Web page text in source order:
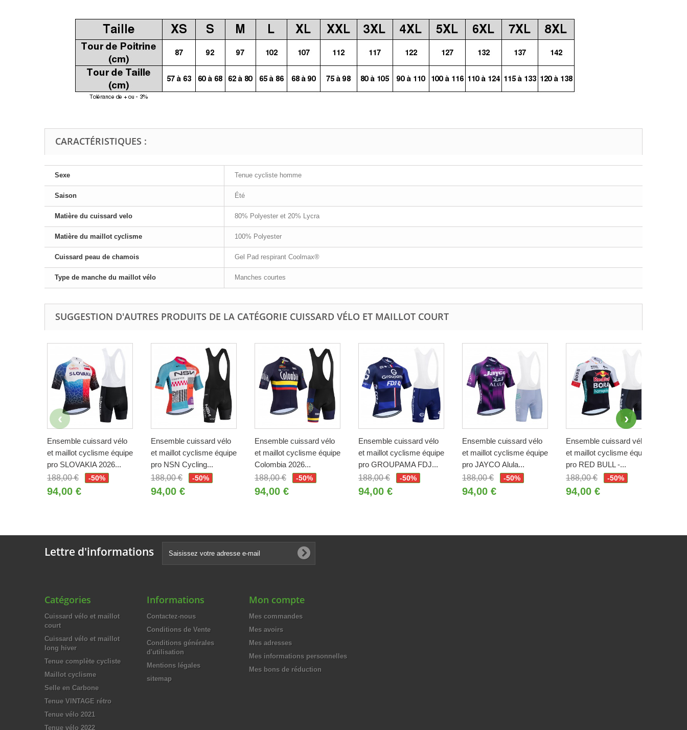
CARACTÉRISTIQUES :
Sexe Tenue cycliste homme
Saison Été
Matière du cuissard velo 80% Polyester et 20% Lycra
Matière du maillot cyclisme 100% Polyester
Cuissard peau de chamois Gel Pad respirant Coolmax®
Type de manche du maillot vélo Manches courtes
SUGGESTION D'AUTRES PRODUITS DE LA CATÉGORIE CUISSARD VÉLO ET MAILLOT COURT
Ensemble cuissard vélo
et maillot cyclisme équipe
pro SLOVAKIA 2026...
188,00 €
-50%
94,00 €
Ensemble cuissard vélo
et maillot cyclisme équipe
pro NSN Cycling...
188,00 €
-50%
94,00 €
Ensemble cuissard vélo
et maillot cyclisme équipe
Colombia 2026...
188,00 €
-50%
94,00 €
Ensemble cuissard vélo
et maillot cyclisme équipe
pro GROUPAMA FDJ...
188,00 €
-50%
94,00 €
Ensemble cuissard vélo
et maillot cyclisme équipe
pro JAYCO Alula...
188,00 €
-50%
94,00 €
Ensemble cuissard vélo
et maillot cyclisme équipe
pro RED BULL -...
188,00 €
-50%
94,00 €
Lettre d'informations
Catégories
Cuissard vélo et maillot
court
Cuissard vélo et maillot
long hiver
Tenue complète cycliste
Maillot cyclisme
Selle en Carbone
Tenue VINTAGE rétro
Tenue vélo 2021
Tenue vélo 2022
Informations
Contactez-nous
Conditions de Vente
Conditions générales
d'utilisation
Mentions légales
sitemap
Mon compte
Mes commandes
Mes avoirs
Mes adresses
Mes informations personnelles
Mes bons de réduction